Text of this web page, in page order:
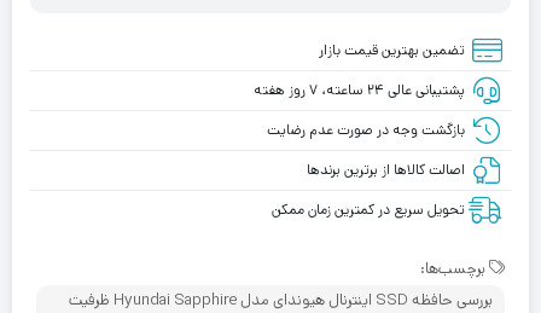
تضمین بهترین قیمت بازار
پشتیبانی عالی ۲۴ ساعته، ۷ روز هفته
بازگشت وجه در صورت عدم رضایت
اصالت کالاها از برترین برندها
تحویل سریع در کمترین زمان ممکن
برچسب‌ها:
بررسی حافظه SSD اینترنال هیوندای مدل Hyundai Sapphire ظرفیت